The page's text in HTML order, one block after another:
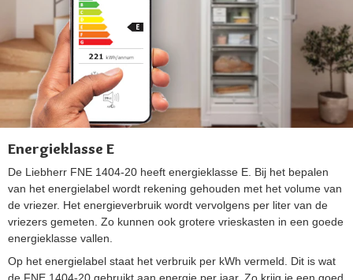
Energieklasse E
De Liebherr FNE 1404-20 heeft energieklasse E. Bij het bepalen
van het energielabel wordt rekening gehouden met het volume van
de vriezer. Het energieverbruik wordt vervolgens per liter van de
vriezers gemeten. Zo kunnen ook grotere vrieskasten in een goede
energieklasse vallen.
Op het energielabel staat het verbruik per kWh vermeld. Dit is wat